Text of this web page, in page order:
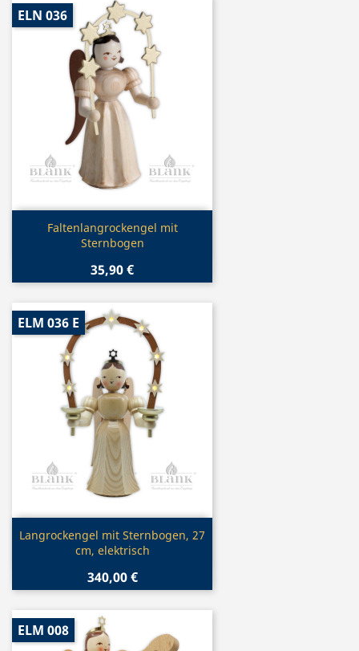
Vorschau
Faltenlangrockengel mit
Sternbogen
35,90 €
ELN 036
Vorschau
Langrockengel mit Sternbogen, 27
cm, elektrisch
340,00 €
ELM 036 E
ELM 008